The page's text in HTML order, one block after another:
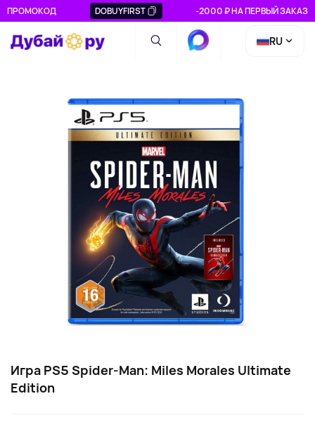
ПРОМОКОД DOBUYFIRST -2000 ₽ НА ПЕРВЫЙ ЗАКАЗ
RU
Игра PS5 Spider-Man: Miles Morales Ultimate
Edition